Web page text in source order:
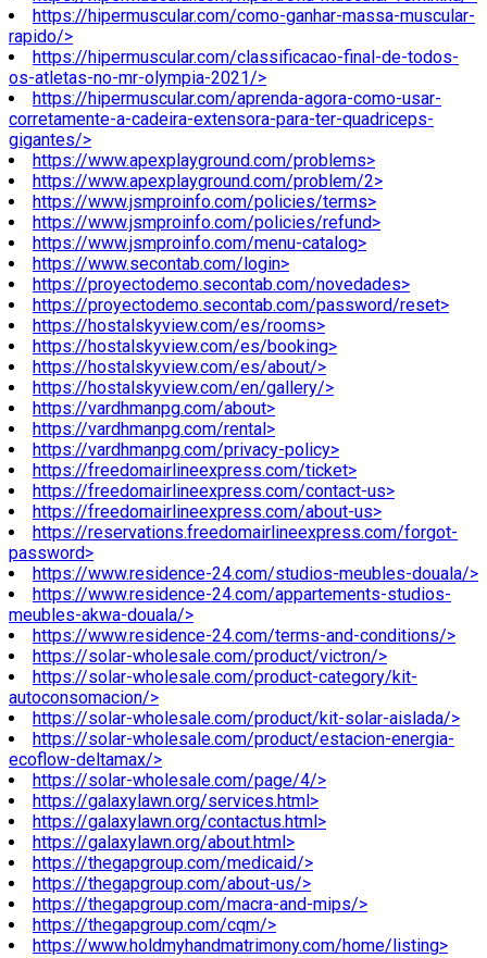
https://hipermuscular.com/como-ganhar-massa-muscular-
rapido/>
https://hipermuscular.com/classificacao-final-de-todos-
os-atletas-no-mr-olympia-2021/>
https://hipermuscular.com/aprenda-agora-como-usar-
corretamente-a-cadeira-extensora-para-ter-quadriceps-
gigantes/>
https://www.apexplayground.com/problems>
https://www.apexplayground.com/problem/2>
https://www.jsmproinfo.com/policies/terms>
https://www.jsmproinfo.com/policies/refund>
https://www.jsmproinfo.com/menu-catalog>
https://www.secontab.com/login>
https://proyectodemo.secontab.com/novedades>
https://proyectodemo.secontab.com/password/reset>
https://hostalskyview.com/es/rooms>
https://hostalskyview.com/es/booking>
https://hostalskyview.com/es/about/>
https://hostalskyview.com/en/gallery/>
https://vardhmanpg.com/about>
https://vardhmanpg.com/rental>
https://vardhmanpg.com/privacy-policy>
https://freedomairlineexpress.com/ticket>
https://freedomairlineexpress.com/contact-us>
https://freedomairlineexpress.com/about-us>
https://reservations.freedomairlineexpress.com/forgot-
password>
https://www.residence-24.com/studios-meubles-douala/>
https://www.residence-24.com/appartements-studios-
meubles-akwa-douala/>
https://www.residence-24.com/terms-and-conditions/>
https://solar-wholesale.com/product/victron/>
https://solar-wholesale.com/product-category/kit-
autoconsomacion/>
https://solar-wholesale.com/product/kit-solar-aislada/>
https://solar-wholesale.com/product/estacion-energia-
ecoflow-deltamax/>
https://solar-wholesale.com/page/4/>
https://galaxylawn.org/services.html>
https://galaxylawn.org/contactus.html>
https://galaxylawn.org/about.html>
https://thegapgroup.com/medicaid/>
https://thegapgroup.com/about-us/>
https://thegapgroup.com/macra-and-mips/>
https://thegapgroup.com/cqm/>
https://www.holdmyhandmatrimony.com/home/listing>